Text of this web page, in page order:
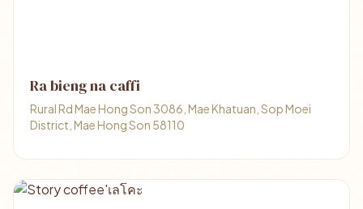
Ra bieng na caffi
Rural Rd Mae Hong Son 3086, Mae Khatuan, Sop Moei
District, Mae Hong Son 58110